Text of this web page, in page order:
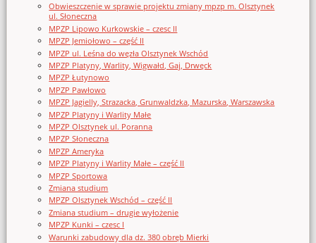
Obwieszczenie w sprawie projektu zmiany mpzp m. Olsztynek
ul. Słoneczna
MPZP Lipowo Kurkowskie – czesc II
MPZP Jemiołowo – część II
MPZP ul. Leśna do węzła Olsztynek Wschód
MPZP Platyny, Warlity, Wigwałd, Gaj, Drwęck
MPZP Łutynowo
MPZP Pawłowo
MPZP Jagielly, Strazacka, Grunwaldzka, Mazurska, Warszawska
MPZP Platyny i Warlity Małe
MPZP Olsztynek ul. Poranna
MPZP Słoneczna
MPZP Ameryka
MPZP Platyny i Warlity Małe – część II
MPZP Sportowa
Zmiana studium
MPZP Olsztynek Wschód – część II
Zmiana studium – drugie wyłożenie
MPZP Kunki – czesc I
Warunki zabudowy dla dz. 380 obręb Mierki